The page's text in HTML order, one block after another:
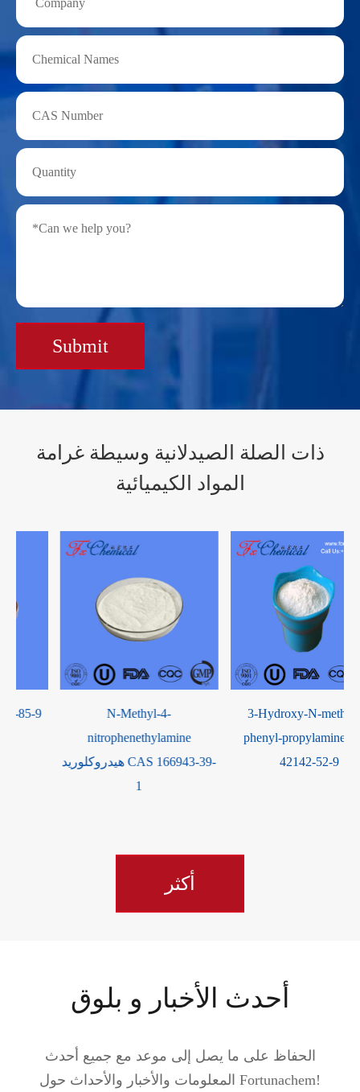
Submit
ذات الصلة الصيدلانية وسيطة غرامة
المواد الكيميائية
N-Methyl-4-
nitrophenethylamine
هيدروكلوريد CAS 166943-39-
3-Hydroxy-N-methyl-3-
phenyl-propylamine CAS
42142-52-9
أكثر
أحدث الأخبار و بلوق
الحفاظ على ما يصل إلى موعد مع جميع أحدث
المعلومات والأخبار والأحداث حول Fortunachem!